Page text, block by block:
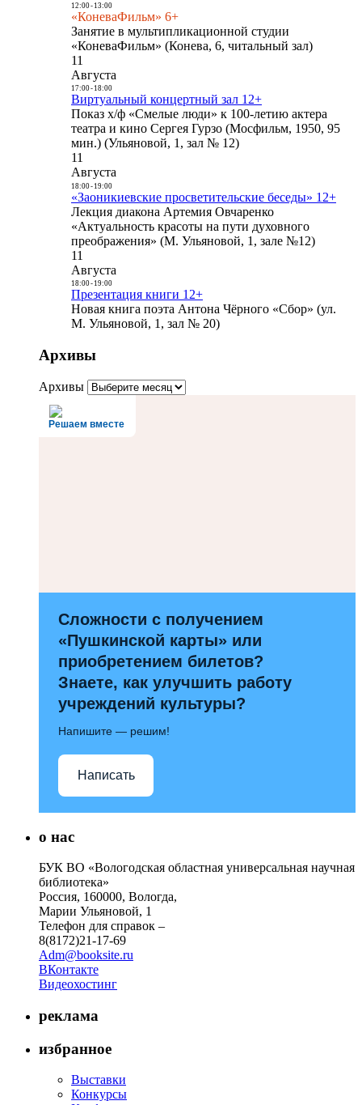
12:00- 13:00
«КоневаФильм» 6+
Занятие в мультипликационной студии
«КоневаФильм» (Конева, 6, читальный зал)
11
Августа
17:00- 18:00
Виртуальный концертный зал 12+
Показ х/ф «Смелые люди» к 100-летию актера
театра и кино Сергея Гурзо (Мосфильм, 1950, 95
мин.) (Ульяновой, 1, зал № 12)
11
Августа
18:00- 19:00
«Заоникиевские просветительские беседы» 12+
Лекция диакона Артемия Овчаренко
«Актуальность красоты на пути духовного
преображения» (М. Ульяновой, 1, зале №12)
11
Августа
18:00- 19:00
Презентация книги 12+
Новая книга поэта Антона Чёрного «Сбор» (ул.
М. Ульяновой, 1, зал № 20)
Архивы
Архивы
Решаем вместе
Сложности с получением
«Пушкинской карты» или
приобретением билетов?
Знаете, как улучшить работу
учреждений культуры?
Напишите — решим!
Написать
о нас
БУК ВО «Вологодская областная универсальная научная
библиотека»
Россия, 160000, Вологда,
Марии Ульяновой, 1
Телефон для справок –
8(8172)21-17-69
Adm@booksite.ru
ВКонтакте
Видеохостинг
реклама
избранное
Выставки
Конкурсы